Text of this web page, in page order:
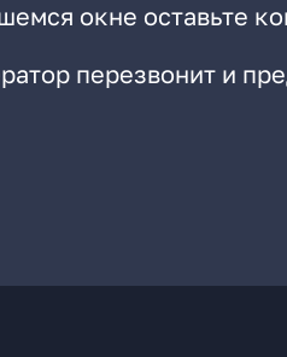
окне оставьте
перезвонит и